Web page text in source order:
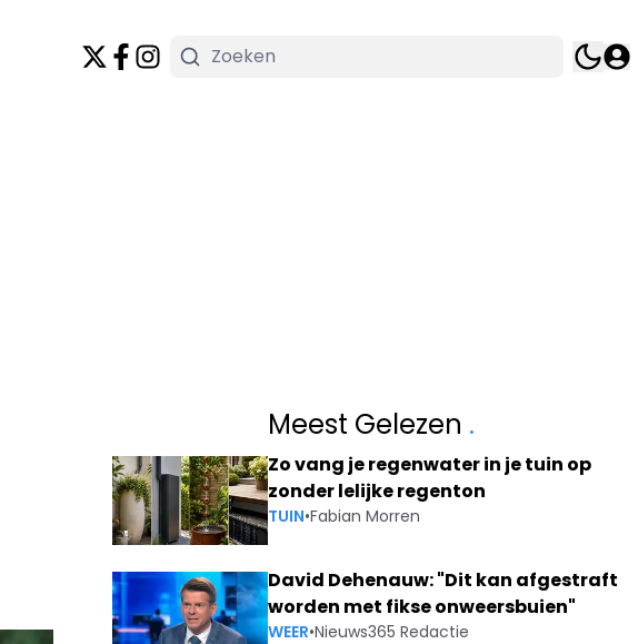
Meest Gelezen .
Zo vang je regenwater in je tuin op
zonder lelijke regenton
TUIN•Fabian Morren
David Dehenauw: "Dit kan afgestraft
worden met fikse onweersbuien"
WEER•Nieuws365 Redactie